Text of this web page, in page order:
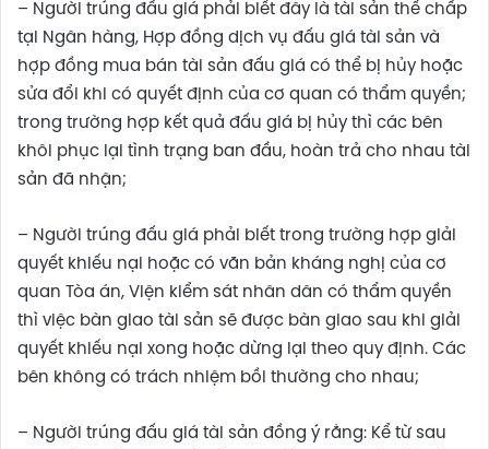
– Người trúng đấu giá phải biết đây là tài sản thế chấp
tại Ngân hàng, Hợp đồng dịch vụ đấu giá tài sản và
hợp đồng mua bán tài sản đấu giá có thể bị hủy hoặc
sửa đổi khi có quyết định của cơ quan có thẩm quyền;
trong trường hợp kết quả đấu giá bị hủy thì các bên
khôi phục lại tình trạng ban đầu, hoàn trả cho nhau tài
sản đã nhận;
– Người trúng đấu giá phải biết trong trường hợp giải
quyết khiếu nại hoặc có văn bản kháng nghị của cơ
quan Tòa án, Viện kiểm sát nhân dân có thẩm quyền
thì việc bàn giao tài sản sẽ được bàn giao sau khi giải
quyết khiếu nại xong hoặc dừng lại theo quy định. Các
bên không có trách nhiệm bồi thường cho nhau;
– Người trúng đấu giá tài sản đồng ý rằng: Kể từ sau